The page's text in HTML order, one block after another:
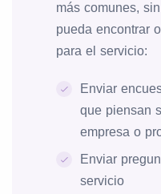
más comunes,
pueda encontrar
para el servicio:
Enviar
que piensan
empresa o
Enviar
servicio